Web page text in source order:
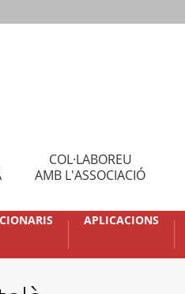
COL·LABOREU
AMB L'ASSOCIACIÓ
APLICACIONS